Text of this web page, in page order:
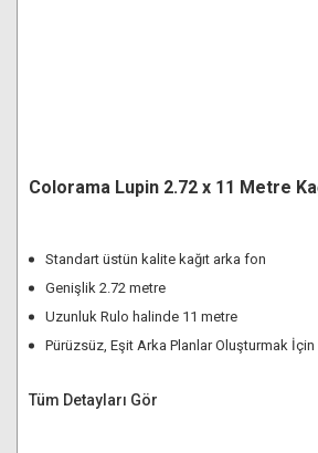
Colorama Lupin 2.72 x 11 Metre
Standart üstün kalite kağıt arka fon
Genişlik 2.72 metre
Uzunluk Rulo halinde 11 metre
Pürüzsüz, Eşit Arka Planlar Oluşturmak İçin
Tüm Detayları Gör